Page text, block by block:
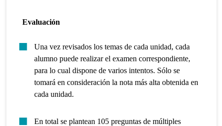
Evaluación
Una vez revisados los temas de cada unidad, cada
alumno puede realizar el examen correspondiente,
para lo cual dispone de varios intentos. Sólo se
tomará en consideración la nota más alta obtenida en
cada unidad.
En total se plantean 105 preguntas de múltiples